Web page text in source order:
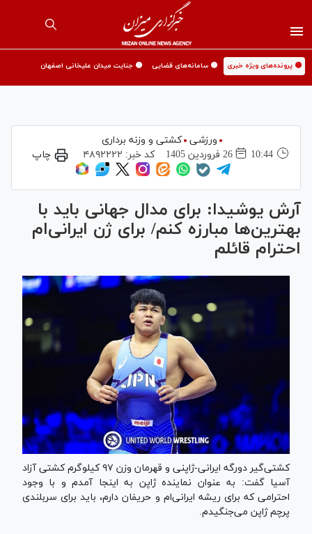
🟡 پرونده‌های ویژه خبری 🟡 سامانه‌های قضایی 🟡 جنایت میدان علیخانی اصفهان
ورزشی
کشتی و وزنه برداری
10:44
26 فروردين 1405 کد خبر: ۴۸۹۲۲۲۲ چاپ
آرش یوشیدا: برای مدال جهانی باید با
بهترین‌ها مبارزه کنم/ برای ژن ایرانی‌ام
احترام قائلم
کشتی‌گیر دورگه ایرانی-ژاپنی و قهرمان وزن ۹۷ کیلوگرم کشتی آزاد
آسیا گفت: به عنوان نماینده ژاپن به اینجا آمدم و با وجود
احترامی که برای ریشه ایرانی‌ام و حریفان دارم، باید برای سربلندی
پرچم ژاپن می‌جنگیدم.